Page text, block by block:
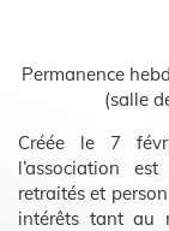
Permanence
(salle
Créée le 7
l’association
retraités et
intérêts tant au